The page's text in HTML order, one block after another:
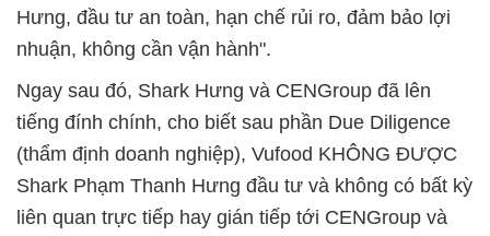
Hưng, đầu tư an toàn, hạn chế rủi ro, đảm bảo lợi
nhuận, không cần vận hành".
Ngay sau đó, Shark Hưng và CENGroup đã lên
tiếng đính chính, cho biết sau phần Due Diligence
(thẩm định doanh nghiệp), Vufood KHÔNG ĐƯỢC
Shark Phạm Thanh Hưng đầu tư và không có bất kỳ
liên quan trực tiếp hay gián tiếp tới CENGroup và